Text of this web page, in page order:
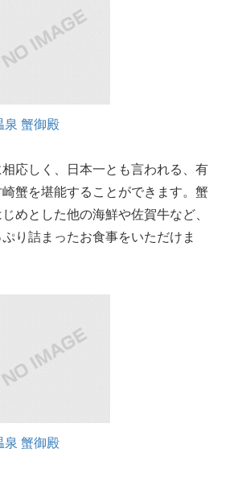
泉 蟹御殿
相応しく、日本一とも言われる、有
蟹を堪能することができます。蟹
めとした他の海鮮や佐賀牛など、
り詰まったお食事をいただけま
泉 蟹御殿